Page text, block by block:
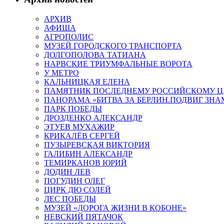
АРХИВ
АФИША
АГРОПОЛИС
МУЗЕЙ ГОРОДСКОГО ТРАНСПОРТА
ДОЛГОПОЛОВА ТАТИАНА
НАРВСКИЕ ТРИУМФАЛЬНЫЕ ВОРОТА
У МЕТРО
КАЛЬНИЦКАЯ ЕЛЕНА
ПАМЯТНИК ПОСЛЕДНЕМУ РОССИЙСКОМУ
ПАНОРАМА «БИТВА ЗА БЕРЛИН.ПОДВИГ
ПАРК ПОБЕДЫ
ДРОЗДЕНКО АЛЕКСАНДР
ЭТУЕВ МУХАЖИР
КРИКАЛЁВ СЕРГЕЙ
ПУЗЫРЕВСКАЯ ВИКТОРИЯ
ГАЛИБИН АЛЕКСАНДР
ТЕМИРКАНОВ ЮРИЙ
ДОДИН ЛЕВ
ПОГУДИН ОЛЕГ
ЦИРК ДЮ СОЛЕЙ
ЛЕС ПОБЕДЫ
МУЗЕЙ «ДОРОГА ЖИЗНИ В КОБОНЕ»
НЕВСКИЙ ПЯТАЧОК